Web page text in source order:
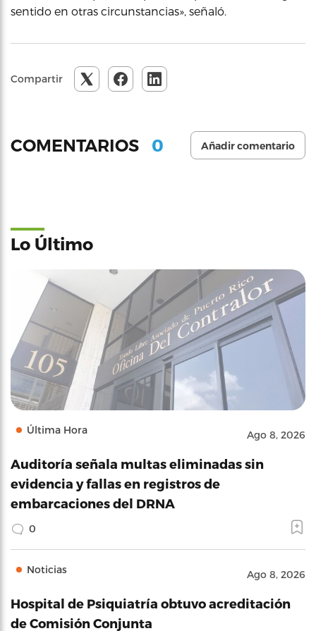
sentido en otras circunstancias», señaló.
Compartir
COMENTARIOS 0 Añadir comentario
Lo Último
Última Hora Ago 8, 2026
Auditoría señala multas eliminadas sin
evidencia y fallas en registros de
embarcaciones del DRNA
0
Noticias Ago 8, 2026
Hospital de Psiquiatría obtuvo acreditación
de Comisión Conjunta